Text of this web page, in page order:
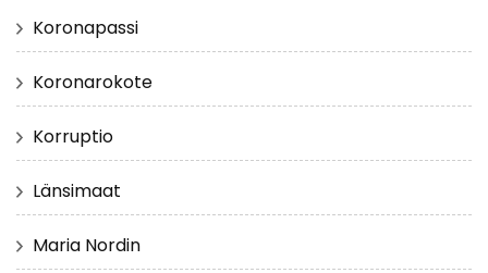
Koronapassi
Koronarokote
Korruptio
Länsimaat
Maria Nordin